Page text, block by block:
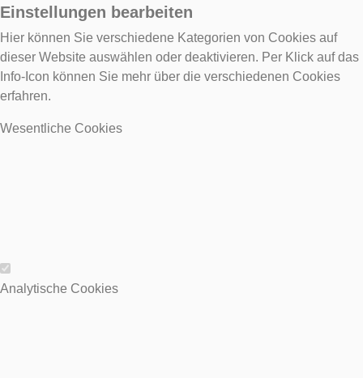
Einstellungen bearbeiten
Hier können Sie verschiedene Kategorien von Cookies auf
dieser Website auswählen oder deaktivieren. Per Klick auf das
Info-Icon können Sie mehr über die verschiedenen Cookies
erfahren.
Wesentliche Cookies
Wesentliche Cookies
Analytische Cookies